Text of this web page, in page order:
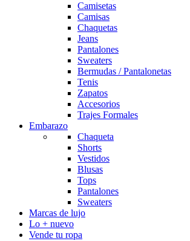
Camisetas
Camisas
Chaquetas
Jeans
Pantalones
Sweaters
Bermudas / Pantalonetas
Tenis
Zapatos
Accesorios
Trajes Formales
Embarazo
Chaqueta
Shorts
Vestidos
Blusas
Tops
Pantalones
Sweaters
Marcas de lujo
Lo + nuevo
Vende tu ropa